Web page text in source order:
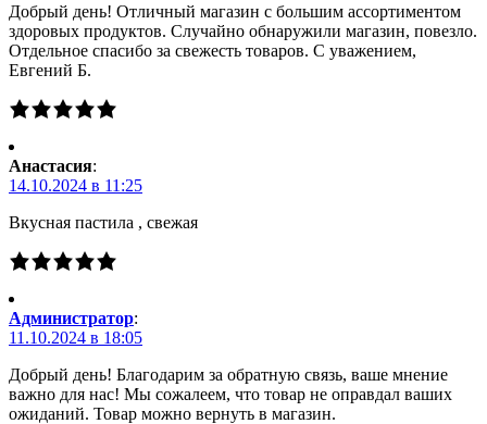
Добрый день! Отличный магазин с большим ассортиментом
здоровых продуктов. Случайно обнаружили магазин, повезло.
Отдельное спасибо за свежесть товаров. С уважением,
Евгений Б.
Анастасия:
14.10.2024 в 11:25
Вкусная пастила , свежая
Администратор:
11.10.2024 в 18:05
Добрый день! Благодарим за обратную связь, ваше мнение
важно для нас! Мы сожалеем, что товар не оправдал ваших
ожиданий. Товар можно вернуть в магазин.